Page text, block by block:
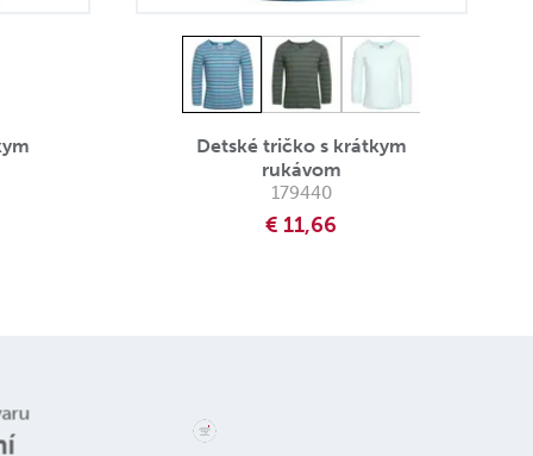
Detské tričko s krátkym
rukávom
179440
€ 11,66